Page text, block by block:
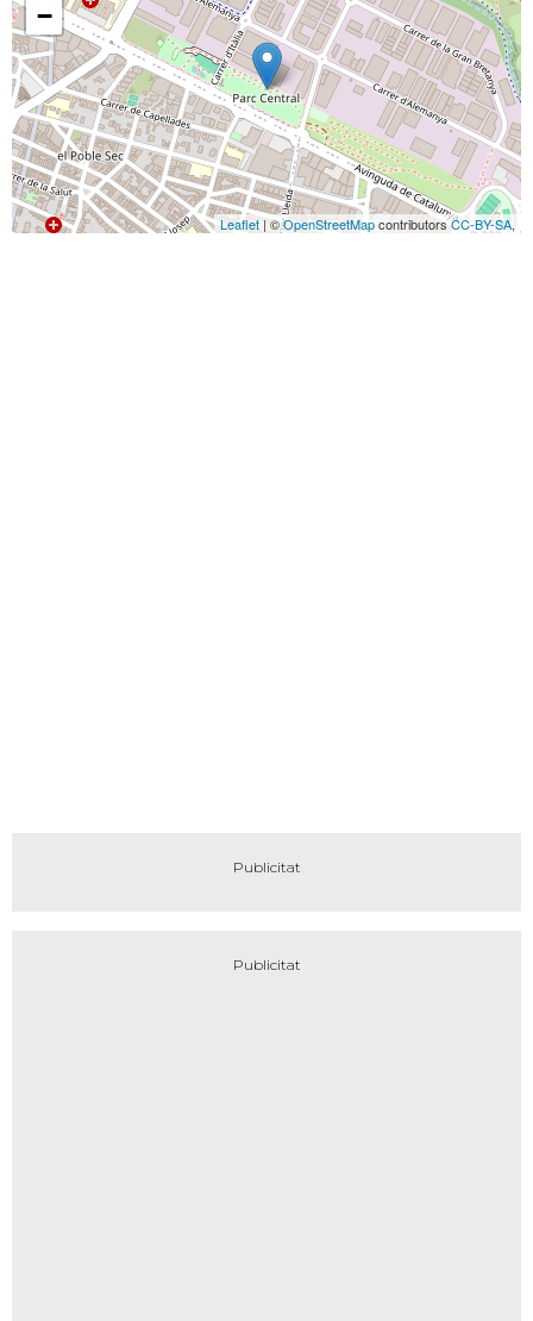
−
Leaflet | ©OpenStreetMapcontributorsCC-BY-SA,